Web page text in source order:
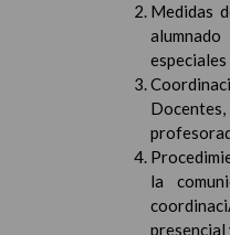
Medidas
especiales
la
presencial